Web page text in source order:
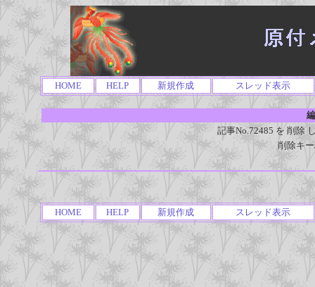
HOME HELP 新規作成 スレッド表示
記事No.72485 を 削除
削除キ
HOME HELP 新規作成 スレッド表示